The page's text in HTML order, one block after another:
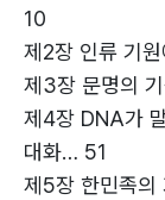
10
제2장 인류 기
제3장 문명의
제4장 DNA가
대화… 51
제5장 한민족의